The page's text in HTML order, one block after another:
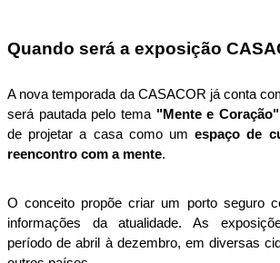
Quando será a exposição
A nova temporada da CASACOR já conta
será pautada pelo tema "Mente e Coração"
de projetar a casa como um espaço de
reencontro com a mente.
O conceito propõe criar um porto seguro
informações da atualidade. As
período de abril à dezembro, em diversas